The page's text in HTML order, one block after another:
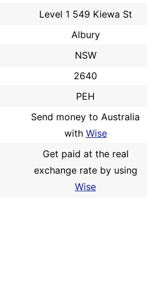
Level 1 549 Kiewa St
Albury
NSW
2640
PEH
Send money to Australia
with Wise
Get paid at the real
exchange rate by using
Wise